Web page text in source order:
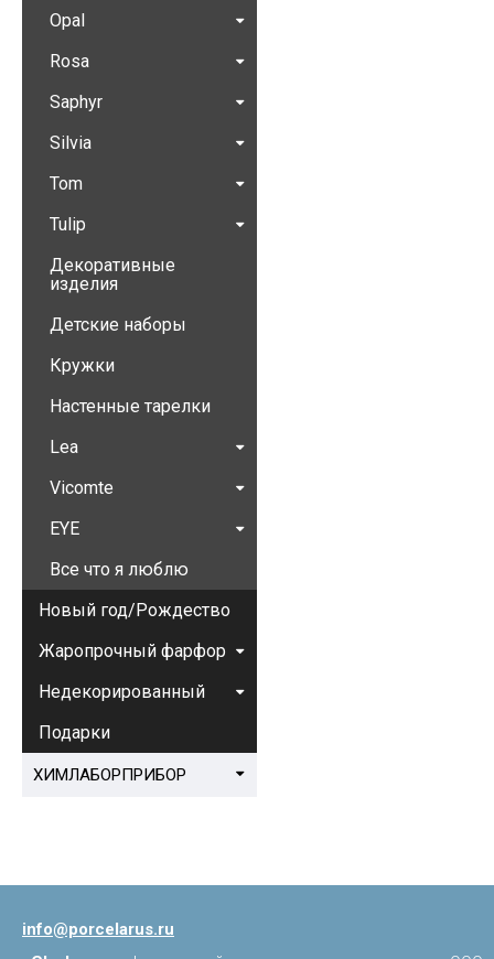
Opal
Rosa
Saphyr
Silvia
Tom
Tulip
Декоративные
изделия
Детские наборы
Кружки
Настенные тарелки
Lea
Vicomte
EYE
Все что я люблю
Новый год/Рождество
Жаропрочный фарфор
Недекорированный
Подарки
ХИМЛАБОРПРИБОР
info@porcelarus.ru